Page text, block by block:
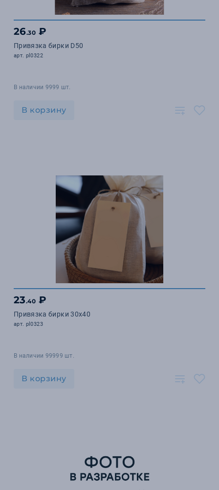
26.30 ₽
Привязка бирки D50
арт. pl0322
В наличии 9999 шт.
В корзину
23.40 ₽
Привязка бирки 30х40
арт. pl0323
В наличии 99999 шт.
В корзину